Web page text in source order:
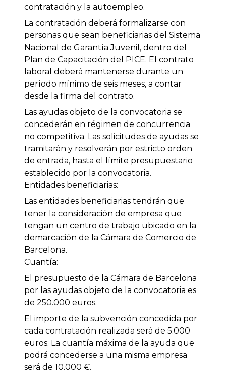
contratación y la autoempleo.
La contratación deberá formalizarse con
personas que sean beneficiarias del Sistema
Nacional de Garantía Juvenil, dentro del
Plan de Capacitación del PICE. El contrato
laboral deberá mantenerse durante un
período mínimo de seis meses, a contar
desde la firma del contrato.
Las ayudas objeto de la convocatoria se
concederán en régimen de concurrencia
no competitiva. Las solicitudes de ayudas se
tramitarán y resolverán por estricto orden
de entrada, hasta el límite presupuestario
establecido por la convocatoria.
Entidades beneficiarias:
Las entidades beneficiarias tendrán que
tener la consideración de empresa que
tengan un centro de trabajo ubicado en la
demarcación de la Cámara de Comercio de
Barcelona.
Cuantía:
El presupuesto de la Cámara de Barcelona
por las ayudas objeto de la convocatoria es
de 250.000 euros.
El importe de la subvención concedida por
cada contratación realizada será de 5.000
euros. La cuantía máxima de la ayuda que
podrá concederse a una misma empresa
será de 10.000 €.